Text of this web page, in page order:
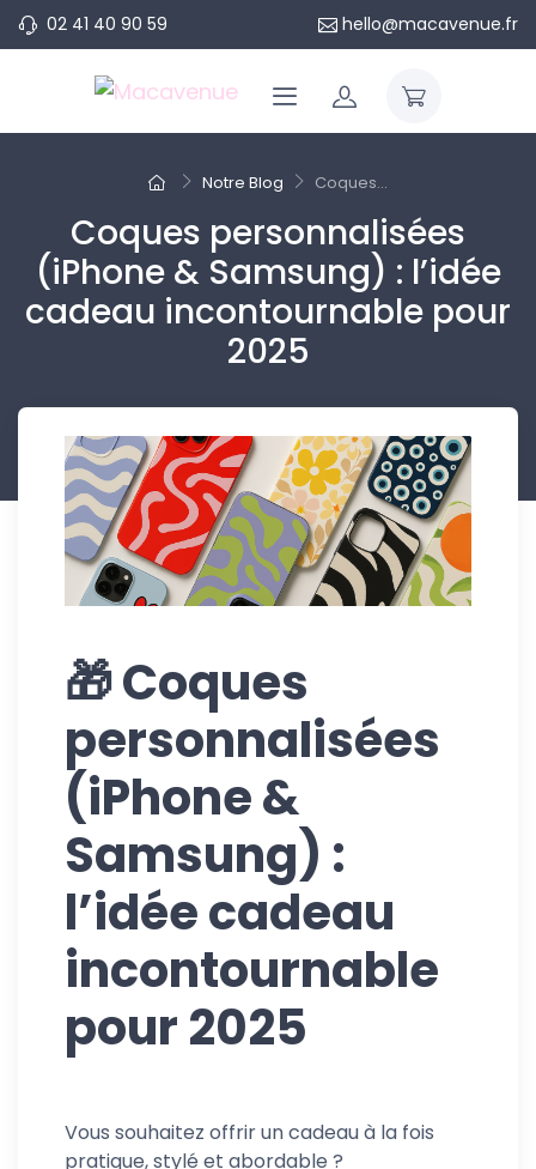
02 41 40 90 59 hello@macavenue.fr
Notre Blog Coques...
Coques personnalisées
(iPhone & Samsung) : l’idée
cadeau incontournable pour
2025
🎁 Coques
personnalisées
(iPhone &
Samsung) :
l’idée cadeau
incontournable
pour 2025
Vous souhaitez offrir un cadeau à la fois
pratique, stylé et abordable ?